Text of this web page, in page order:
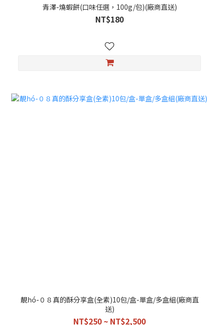
青澤-燒蝦餅(口味任選，100g/包)(廠商直送)
NT$180
靚hó-０８真的酥分享盒(全素)10包/盒-單盒/多盒組(廠商直
送)
NT$250 ~ NT$2,500